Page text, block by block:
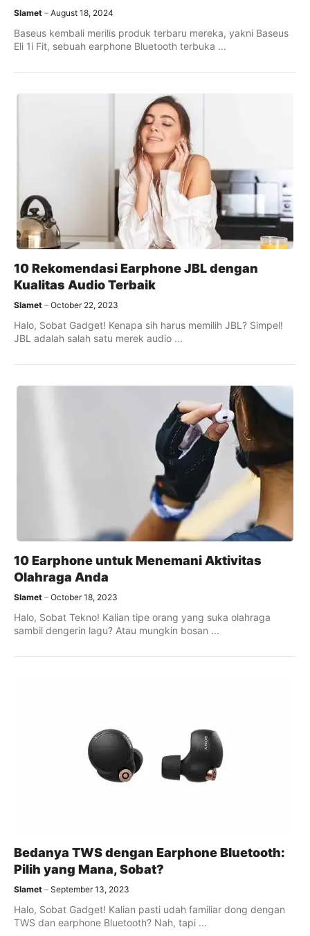
Slamet August 18, 2024
Baseus kembali merilis produk terbaru mereka, yakni Baseus
Eli 1i Fit, sebuah earphone Bluetooth terbuka ...
10 Rekomendasi Earphone JBL dengan
Kualitas Audio Terbaik
Slamet October 22, 2023
Halo, Sobat Gadget! Kenapa sih harus memilih JBL? Simpel!
JBL adalah salah satu merek audio ...
10 Earphone untuk Menemani Aktivitas
Olahraga Anda
Slamet October 18, 2023
Halo, Sobat Tekno! Kalian tipe orang yang suka olahraga
sambil dengerin lagu? Atau mungkin bosan ...
Bedanya TWS dengan Earphone Bluetooth:
Pilih yang Mana, Sobat?
Slamet September 13, 2023
Halo, Sobat Gadget! Kalian pasti udah familiar dong dengan
TWS dan earphone Bluetooth? Nah, tapi ...